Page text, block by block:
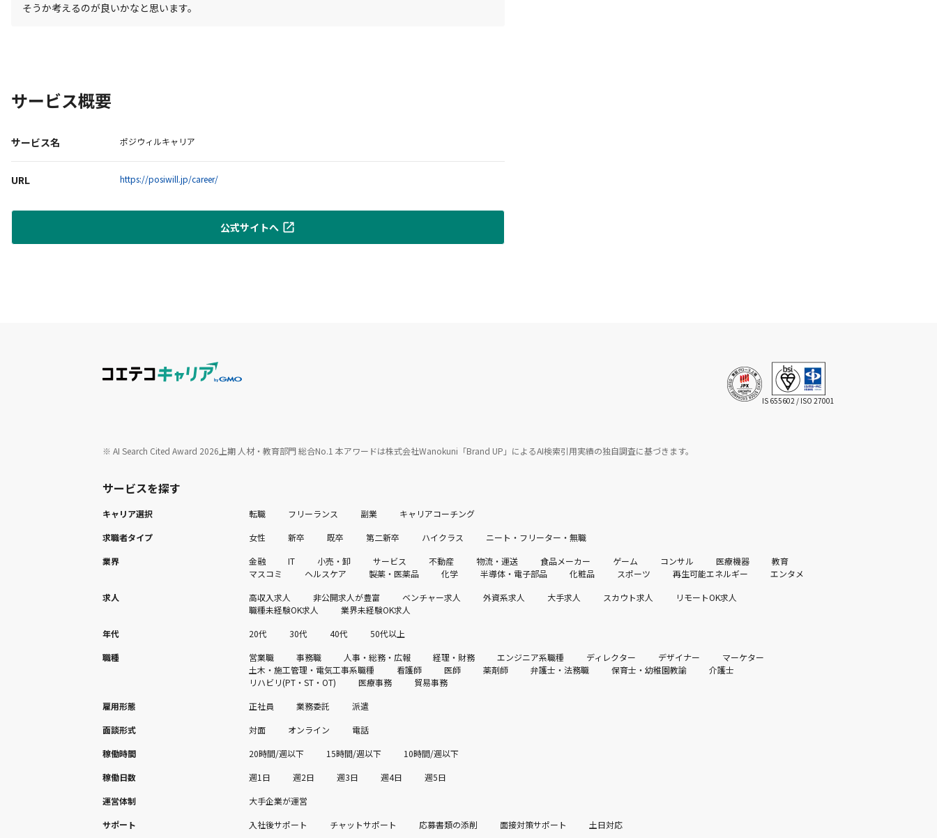
そうか考えるのが良いかなと思います。
サービス概要
サービス名 ポジウィルキャリア
URL https://posiwill.jp/career/
公式サイトへ
IS 655602 / ISO 27001
※ AI Search Cited Award 2026上期 人材・教育部門 総合No.1 本アワードは株式会社Wanokuni「Brand UP」によるAI検索引用実績の独自調査に基づきます。
サービスを探す
キャリア選択 転職 フリーランス 副業
キャリアコーチング
求職者タイプ
女性 新卒 既卒 第二新卒 ハイクラス
ニート・フリーター・無職
業界
金融 IT 小売・卸 サービス 不動産 物流・運送 食品メーカー ゲーム コンサル 医療機器
教育
マスコミ
ヘルスケア 製薬・医薬品 化学 半導体・電子部品 化粧品 スポーツ 再生可能エネルギー
エンタメ
求人
高収入求人 非公開求人が豊富 ベンチャー求人 外資系求人 大手求人 スカウト求人
リモートOK求人
職種未経験OK求人
業界未経験OK求人
年代
20代 30代 40代
50代以上
職種
営業職 事務職 人事・総務・広報 経理・財務 エンジニア系職種 ディレクター デザイナー
マーケター
土木・施工管理・電気工事系職種
看護師 医師 薬剤師 弁護士・法務職 保育士・幼稚園教諭
介護士
リハビリ(PT・ST・OT)
医療事務
貿易事務
雇用形態
正社員 業務委託
派遣
面談形式
対面 オンライン
電話
稼働時間
20時間/週以下 15時間/週以下
10時間/週以下
稼働日数
週1日 週2日 週3日 週4日
週5日
運営体制
大手企業が運営
サポート
入社後サポート チャットサポート 応募書類の添削 面接対策サポート
土日対応